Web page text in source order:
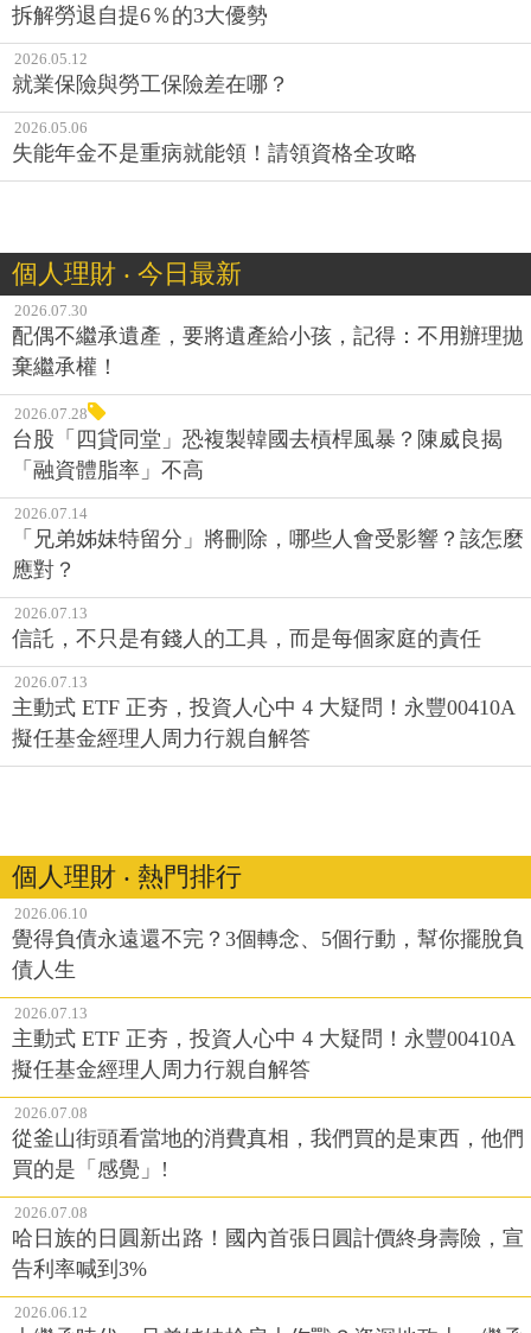
拆解勞退自提6％的3大優勢
2026.05.12
就業保險與勞工保險差在哪？
2026.05.06
失能年金不是重病就能領！請領資格全攻略
個人理財 ‧ 今日最新
2026.07.30
配偶不繼承遺產，要將遺產給小孩，記得：不用辦理拋
棄繼承權！
2026.07.28
台股「四貸同堂」恐複製韓國去槓桿風暴？陳威良揭
「融資體脂率」不高
2026.07.14
「兄弟姊妹特留分」將刪除，哪些人會受影響？該怎麼
應對？
2026.07.13
信託，不只是有錢人的工具，而是每個家庭的責任
2026.07.13
主動式 ETF 正夯，投資人心中 4 大疑問！永豐00410A
擬任基金經理人周力行親自解答
個人理財 ‧ 熱門排行
2026.06.10
覺得負債永遠還不完？3個轉念、5個行動，幫你擺脫負
債人生
2026.07.13
主動式 ETF 正夯，投資人心中 4 大疑問！永豐00410A
擬任基金經理人周力行親自解答
2026.07.08
從釜山街頭看當地的消費真相，我們買的是東西，他們
買的是「感覺」!
2026.07.08
哈日族的日圓新出路！國內首張日圓計價終身壽險，宣
告利率喊到3%
2026.06.12